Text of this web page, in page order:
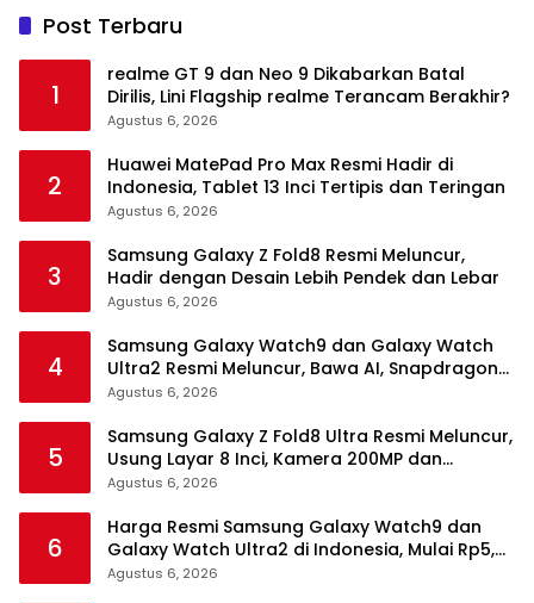
Post Terbaru
1
realme GT 9 dan Neo 9 Dikabarkan Batal
Dirilis, Lini Flagship realme Terancam Berakhir?
Agustus 6, 2026
2
Huawei MatePad Pro Max Resmi Hadir di
Indonesia, Tablet 13 Inci Tertipis dan Teringan
Agustus 6, 2026
3
Samsung Galaxy Z Fold8 Resmi Meluncur,
Hadir dengan Desain Lebih Pendek dan Lebar
Agustus 6, 2026
4
Samsung Galaxy Watch9 dan Galaxy Watch
Ultra2 Resmi Meluncur, Bawa AI, Snapdragon
Wear Elite, dan Fitur Kesehatan Baru
Agustus 6, 2026
5
Samsung Galaxy Z Fold8 Ultra Resmi Meluncur,
Usung Layar 8 Inci, Kamera 200MP dan
Snapdragon 8 Elite Gen 5
Agustus 6, 2026
6
Harga Resmi Samsung Galaxy Watch9 dan
Galaxy Watch Ultra2 di Indonesia, Mulai Rp5,9
Jutaan
Agustus 6, 2026